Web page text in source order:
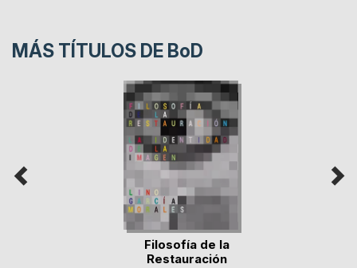
MÁS TÍTULOS DE BoD
Filosofía de la
Restauración